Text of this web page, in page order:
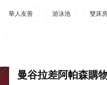
華人友善 游泳池 雙床
曼谷拉差阿帕森購